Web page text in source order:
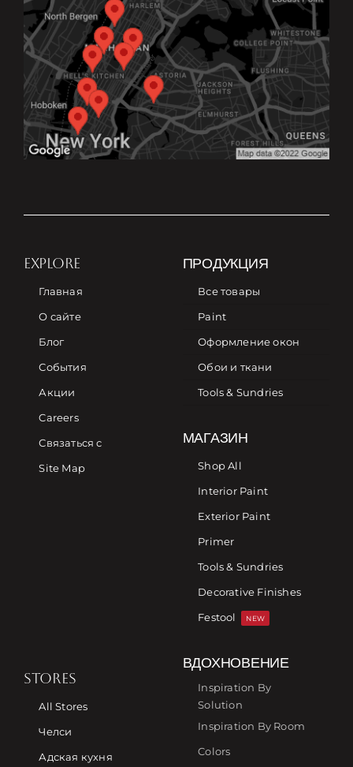
EXPLORE
Главная
О сайте
Блог
События
Акции
Careers
Связаться с
Site Map
ПРОДУКЦИЯ
Все товары
Paint
Оформление окон
Обои и ткани
Tools & Sundries
МАГАЗИН
Shop All
Interior Paint
Exterior Paint
Primer
Tools & Sundries
Decorative Finishes
Festool
NEW
STORES
All Stores
Челси
Адская кухня
ВДОХНОВЕНИЕ
Inspiration By
Solution
Inspiration By Room
Colors